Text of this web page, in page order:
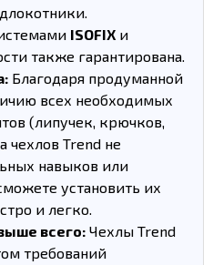
ISOFIX и
также гарантирована.
Благодаря продуманной
всех необходимых
(липучек, крючков,
чехлов Trend не
навыков или
установить их
и легко.
всего: Чехлы Trend
требований